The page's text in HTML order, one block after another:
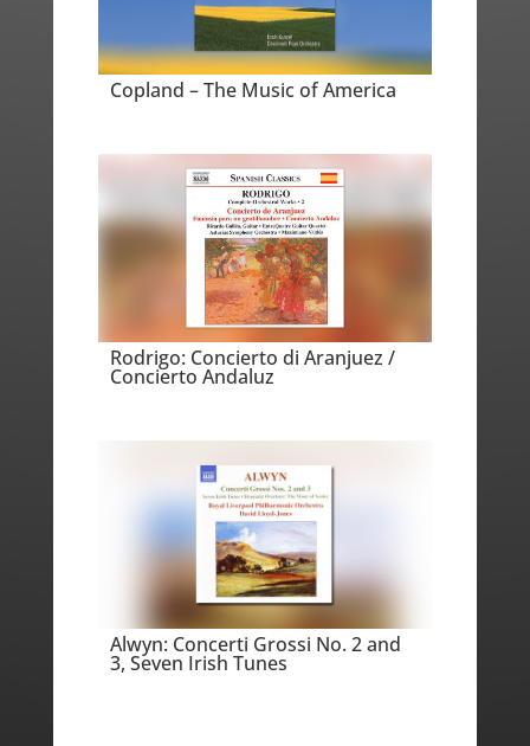
Copland – The Music of America
Rodrigo: Concierto di Aranjuez /
Concierto Andaluz
Alwyn: Concerti Grossi No. 2 and
3, Seven Irish Tunes